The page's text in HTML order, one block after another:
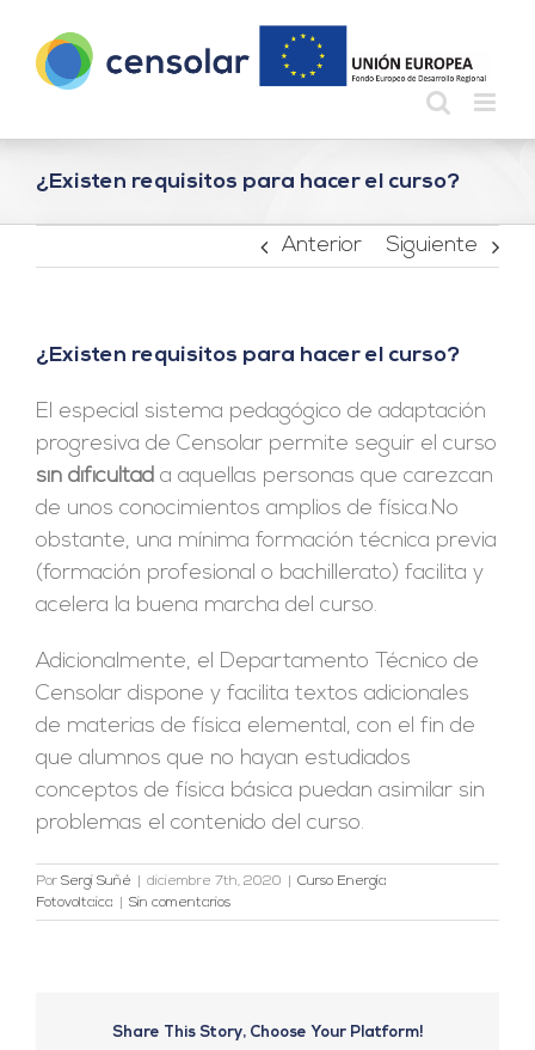
contenido
¿Existen requisitos para hacer el curso?
Anterior Siguiente
¿Existen requisitos para hacer el curso?
El especial sistema pedagógico de adaptación
progresiva de Censolar permite seguir el curso
sin dificultad a aquellas personas que carezcan
de unos conocimientos amplios de física.No
obstante, una mínima formación técnica previa
(formación profesional o bachillerato) facilita y
acelera la buena marcha del curso.
Adicionalmente, el Departamento Técnico de
Censolar dispone y facilita textos adicionales
de materias de física elemental, con el fin de
que alumnos que no hayan estudiados
conceptos de física básica puedan asimilar sin
problemas el contenido del curso.
Por Sergi Suñé diciembre 7th, 2020
Curso Energía
Fotovoltaica
Sin comentarios
Share This Story, Choose Your Platform!